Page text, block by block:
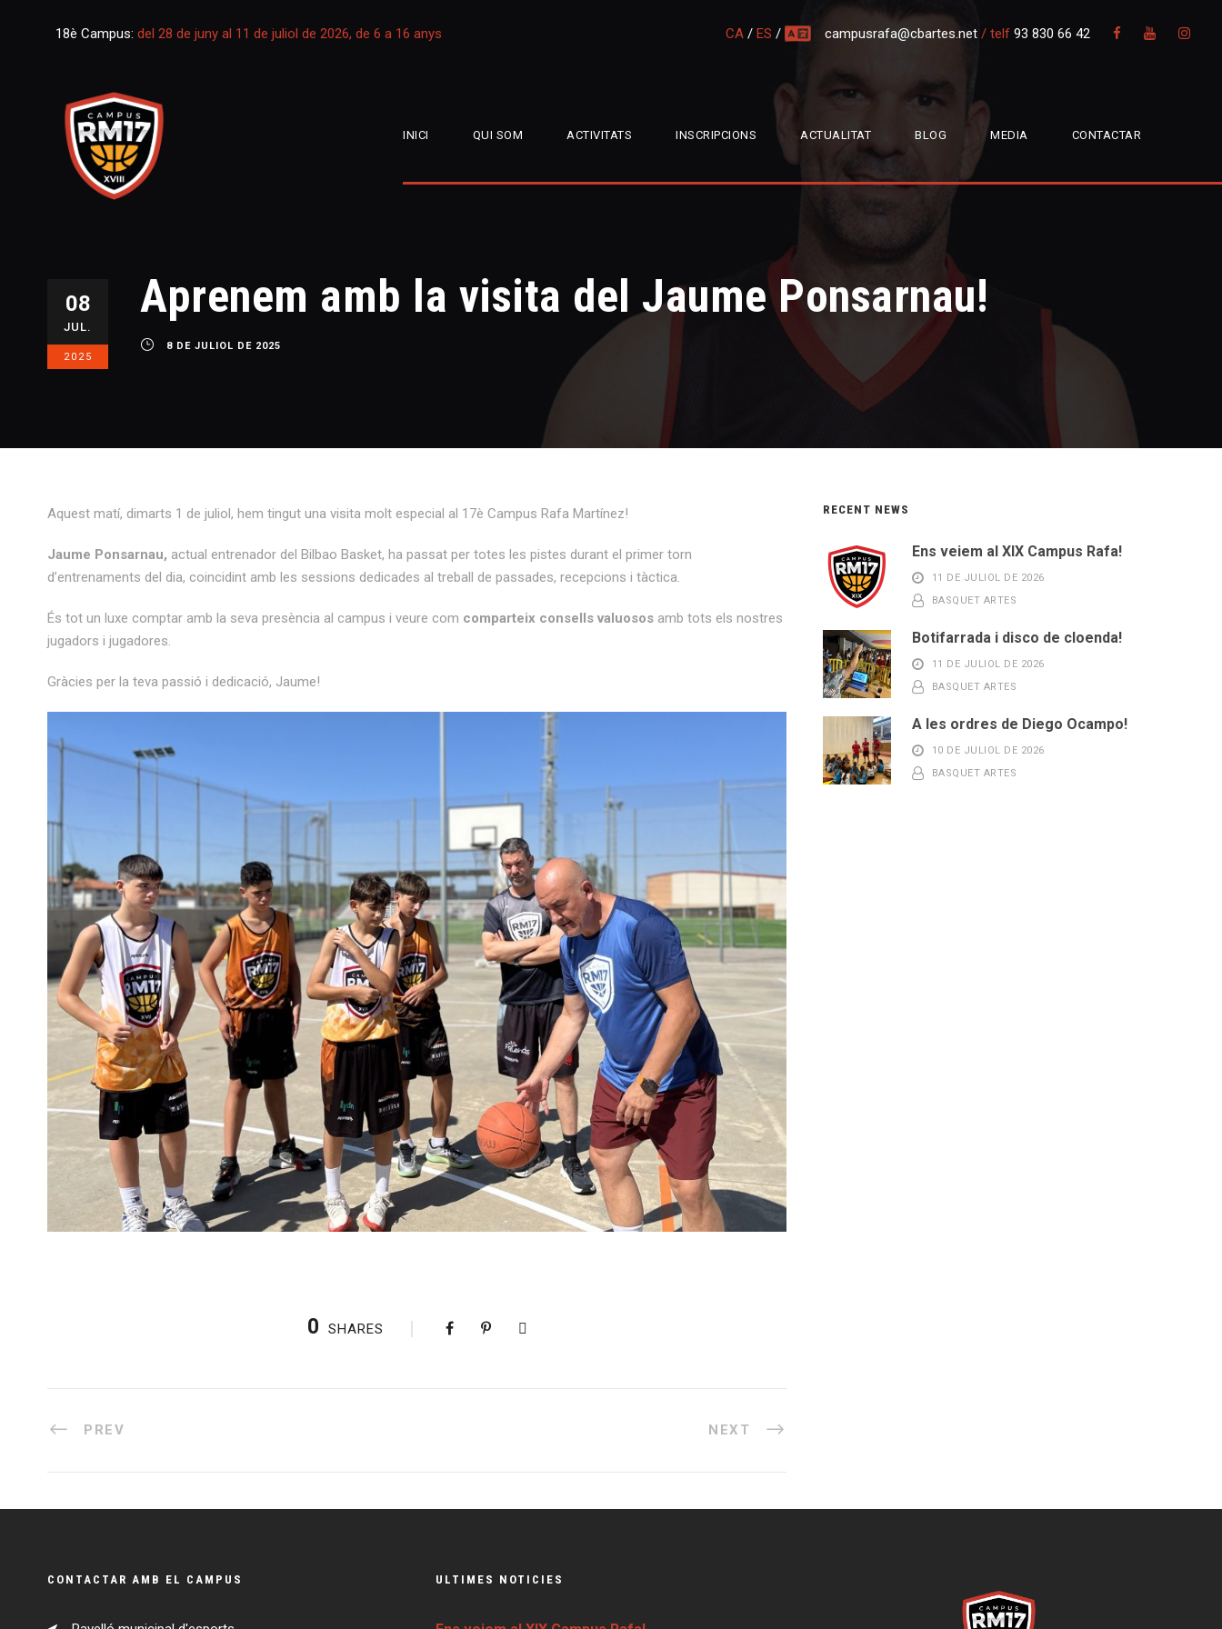
18è Campus: del 28 de juny al 11 de juliol de 2026, de 6 a 16 anys CA / ES / multi campusrafa@cbartes.net / telf 93 830 66 42
INICI QUI SOM ACTIVITATS INSCRIPCIONS ACTUALITAT BLOG MEDIA CONTACTAR
08
JUL.
2025
Aprenem amb la visita del Jaume Ponsarnau!
8 DE JULIOL DE 2025
Aquest matí, dimarts 1 de juliol, hem tingut una visita molt especial al 17è Campus Rafa Martínez!
Jaume Ponsarnau, actual entrenador del Bilbao Basket, ha passat per totes les pistes durant el primer torn
d’entrenaments del dia, coincidint amb les sessions dedicades al treball de passades, recepcions i tàctica.
És tot un luxe comptar amb la seva presència al campus i veure com comparteix consells valuosos amb tots els nostres
jugadors i jugadores.
Gràcies per la teva passió i dedicació, Jaume!
0 SHARES
PREV NEXT
RECENT NEWS
Ens veiem al XIX Campus Rafa!
11 DE JULIOL DE 2026
BASQUET ARTES
Botifarrada i disco de cloenda!
11 DE JULIOL DE 2026
BASQUET ARTES
A les ordres de Diego Ocampo!
10 DE JULIOL DE 2026
BASQUET ARTES
CONTACTAR AMB EL CAMPUS ULTIMES NOTICIES